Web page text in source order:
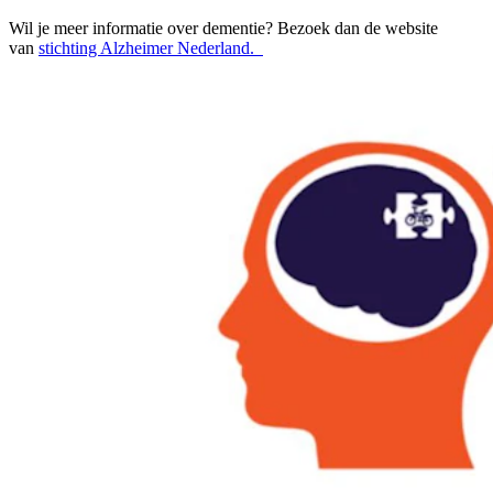
Wil je meer informatie over dementie? Bezoek dan de website
van stichting Alzheimer Nederland.